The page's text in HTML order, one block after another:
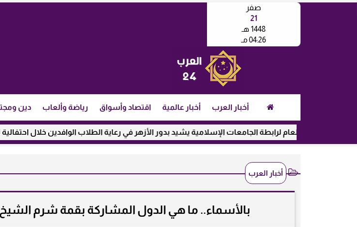
صفر
21
1448 هـ
04:26 مـ
أخبار العرب أخبار عالمية اقتصاد وأسواق رياضة وألعاب دين
الأمين العام لرابطة الجامعات الإسلامية يشيد بدور الأزهر في رعاية الطلاب الوافدين خلال احتفالية تكريم
أخبار العرب
بالأسماء.. ما هي الدول المشاركة بقمة شرم